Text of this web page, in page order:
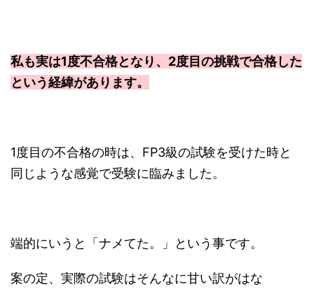
私も実は1度不合格となり、2度目の挑戦で合格した
という経緯があります。
1度目の不合格の時は、FP3級の試験を受けた時と
同じような感覚で受験に臨みました。
端的にいうと「ナメてた。」という事です。
案の定、実際の試験はそんなに甘い訳がはな